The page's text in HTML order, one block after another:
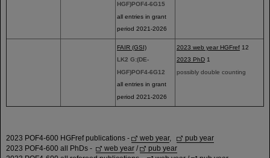
HGF)POF4-6G15
all entries in grant
period 2021-2026
FAIR (GSI)
LK2 G:(DE-
HGF)POF4-6G12
all entries in grant
period 2021-2026
2023 web year HGFref 12
2023 PhD 1
possibly double counting
2023 POF4-600 HGFref publications - web year,
pub year
2023 POF4-600 all PhDs -
web year /
pub year